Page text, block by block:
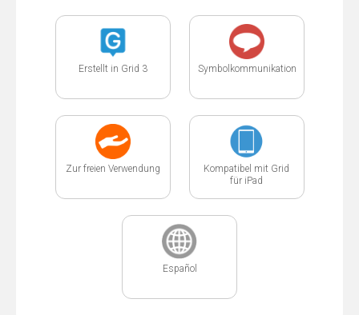
Erstellt in Grid 3 Symbolkommunikation
Zur freien Verwendung
Kompatibel mit Grid
für iPad
Español